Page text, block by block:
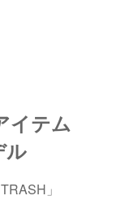
イテム
ル
」